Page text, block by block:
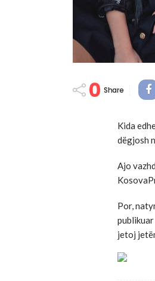
0 Share
Kida
dëgjosh
Ajo
Por,
jetoj